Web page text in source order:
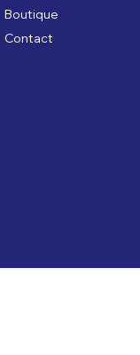
Boutique
Contact